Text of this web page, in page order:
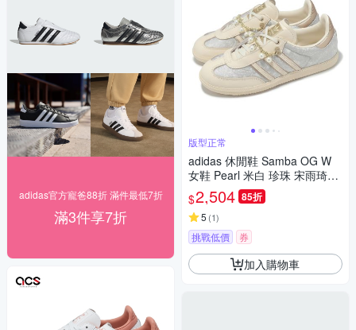
adidas官方寵爸88折 滿件最低7折
滿3件享7折
版型正常
adidas 休閒鞋 Samba OG W
女鞋 Pearl 米白 珍珠 宋雨琦同
款 愛迪達 JQ2616
$2,504 85折
5 (1)
挑戰低價 券
加入購物車